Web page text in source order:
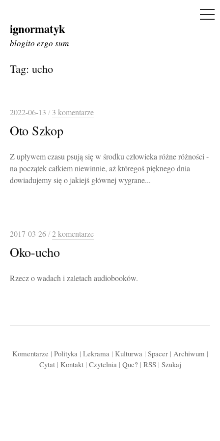
Skip
to
ignormatyk
blogito ergo sum
Tag: ucho
2022-06-13 / 3 komentarze
Oto Szkop
Z upływem czasu psują się w środku człowieka różne różności -
na początek całkiem niewinnie, aż któregoś pięknego dnia
dowiadujemy się o jakiejś głównej wygrane...
2017-03-26/2 komentarze
Oko-ucho
Rzecz o wadach i zaletach audiobooków.
Komentarze | Polityka| Lekrama| Kulturwa| Spacer| Archiwum |
Cytat| Kontakt| Czytelnia| Que? | RSS| Szukaj